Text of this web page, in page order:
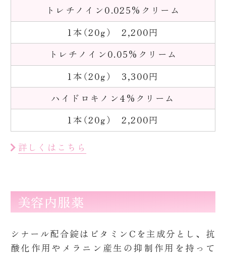
トレチノイン0.025%クリーム
1本（20g） 2,200円
トレチノイン0.05%クリーム
1本（20g） 3,300円
ハイドロキノン4%クリーム
1本（20g） 2,200円
詳しくはこちら
美容内服薬
シナール配合錠はビタミンCを主成分とし、抗
酸化作用やメラニン産生の抑制作用を持って